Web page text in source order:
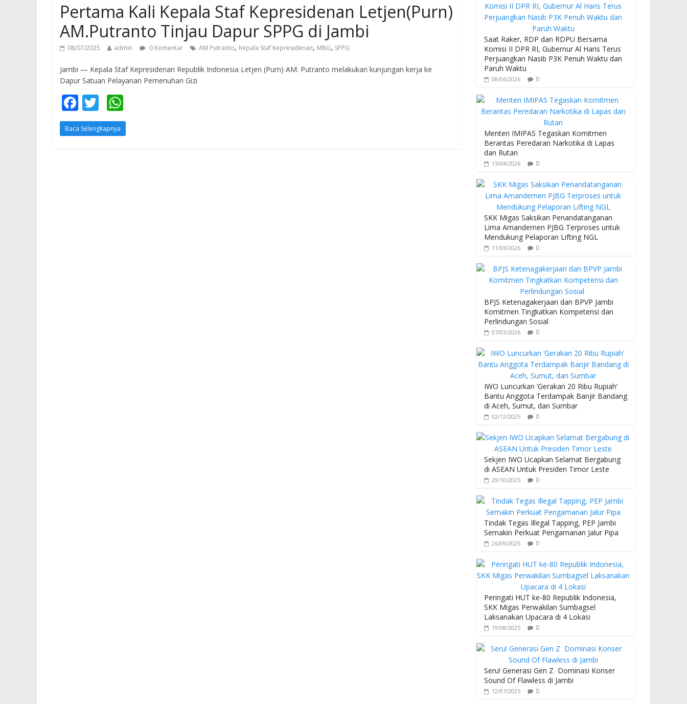
Pertama Kali Kepala Staf Kepresidenan Letjen(Purn)
AM.Putranto Tinjau Dapur SPPG di Jambi
08/07/2025 admin 0 Komentar AM Putranto, Kepala Staf Kepresidenan, MBG, SPPG
Jambi — Kepala Staf Kepresidenan Republik Indonesia Letjen (Purn) AM. Putranto melakukan kunjungan kerja ke
Dapur Satuan Pelayanan Pemenuhan Gizi
F
ac
e
T
w
itt
h
at
Baca Selengkapnya
b
o
o
k
er s
A
p
p
Saat Raker, RDP dan RDPU Bersama
Komisi II DPR RI, Gubernur Al Haris Terus
Perjuangkan Nasib P3K Penuh Waktu dan
Paruh Waktu
08/06/2026 0
Menteri IMIPAS Tegaskan Komitmen
Berantas Peredaran Narkotika di Lapas
dan Rutan
13/04/2026 0
SKK Migas Saksikan Penandatanganan
Lima Amandemen PJBG Terproses untuk
Mendukung Pelaporan Lifting NGL
11/03/2026 0
BPJS Ketenagakerjaan dan BPVP Jambi
Komitmen Tingkatkan Kompetensi dan
Perlindungan Sosial
07/03/2026 0
IWO Luncurkan ‘Gerakan 20 Ribu Rupiah’
Bantu Anggota Terdampak Banjir Bandang
di Aceh, Sumut, dan Sumbar
02/12/2025 0
Sekjen IWO Ucapkan Selamat Bergabung
di ASEAN Untuk Presiden Timor Leste
29/10/2025 0
Tindak Tegas Illegal Tapping, PEP Jambi
Semakin Perkuat Pengamanan Jalur Pipa
26/09/2025 0
Peringati HUT ke-80 Republik Indonesia,
SKK Migas Perwakilan Sumbagsel
Laksanakan Upacara di 4 Lokasi
19/08/2025 0
Seru! Generasi Gen Z Dominasi Konser
Sound Of Flawless di Jambi
12/07/2025 0